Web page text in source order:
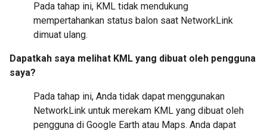
Pada tahap ini, KML tidak mendukung
mempertahankan status balon saat NetworkLink
dimuat ulang.
Dapatkah saya melihat KML yang dibuat oleh pengguna
saya?
Pada tahap ini, Anda tidak dapat menggunakan
NetworkLink untuk merekam KML yang dibuat oleh
pengguna di Google Earth atau Maps. Anda dapat